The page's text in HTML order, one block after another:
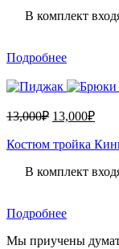
В комплект
Подробнее
13,000₽ 13,000₽
Костюм тройка
В комплект
Подробнее
Мы приучены